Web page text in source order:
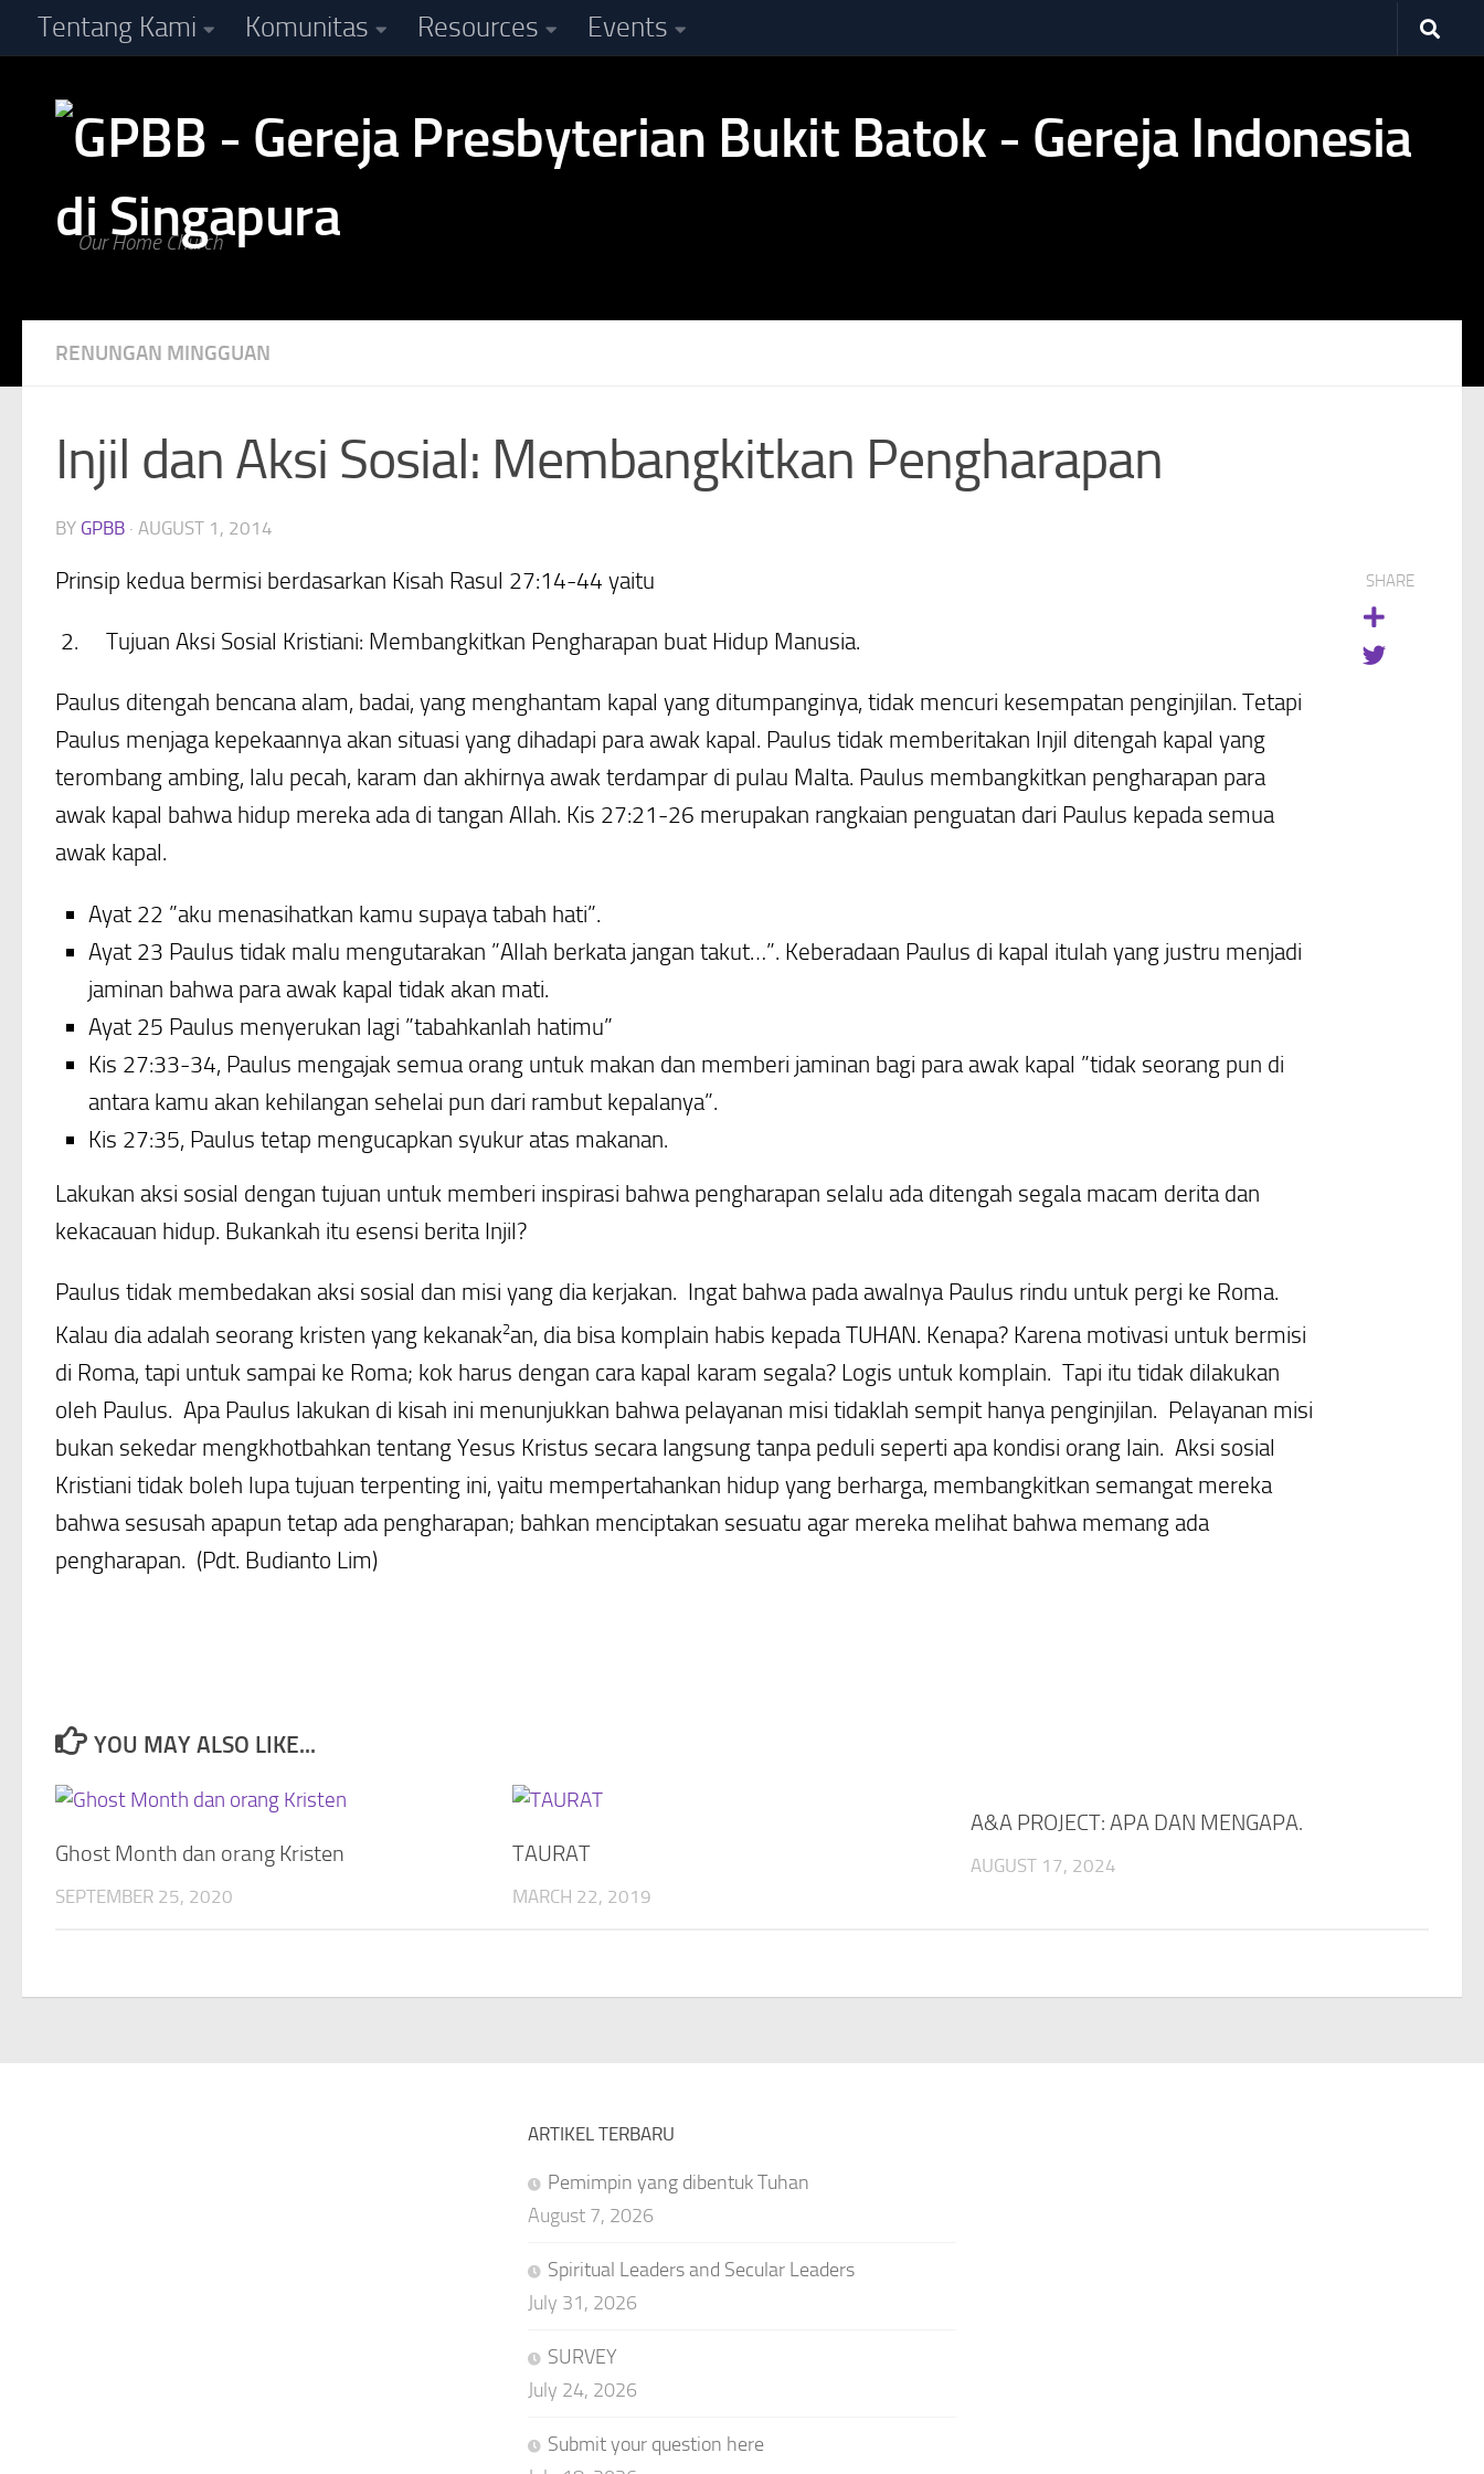
Skip to content
Tentang Kami Komunitas Resources Events
Our Home Church
RENUNGAN MINGGUAN
Injil dan Aksi Sosial: Membangkitkan Pengharapan
BY GPBB · AUGUST 1, 2014
Prinsip kedua bermisi berdasarkan Kisah Rasul 27:14-44 yaitu
2. Tujuan Aksi Sosial Kristiani: Membangkitkan Pengharapan buat Hidup Manusia.
Paulus ditengah bencana alam, badai, yang menghantam kapal yang ditumpanginya, tidak mencuri kesempatan penginjilan. Tetapi
Paulus menjaga kepekaannya akan situasi yang dihadapi para awak kapal. Paulus tidak memberitakan Injil ditengah kapal yang
terombang ambing, lalu pecah, karam dan akhirnya awak terdampar di pulau Malta. Paulus membangkitkan pengharapan para
awak kapal bahwa hidup mereka ada di tangan Allah. Kis 27:21-26 merupakan rangkaian penguatan dari Paulus kepada semua
awak kapal.
Ayat 22 ”aku menasihatkan kamu supaya tabah hati”.
Ayat 23 Paulus tidak malu mengutarakan ”Allah berkata jangan takut…”. Keberadaan Paulus di kapal itulah yang justru menjadi
jaminan bahwa para awak kapal tidak akan mati.
Ayat 25 Paulus menyerukan lagi ”tabahkanlah hatimu”
Kis 27:33-34, Paulus mengajak semua orang untuk makan dan memberi jaminan bagi para awak kapal ”tidak seorang pun di
antara kamu akan kehilangan sehelai pun dari rambut kepalanya”.
Kis 27:35, Paulus tetap mengucapkan syukur atas makanan.
Lakukan aksi sosial dengan tujuan untuk memberi inspirasi bahwa pengharapan selalu ada ditengah segala macam derita dan
kekacauan hidup. Bukankah itu esensi berita Injil?
Paulus tidak membedakan aksi sosial dan misi yang dia kerjakan. Ingat bahwa pada awalnya Paulus rindu untuk pergi ke Roma.
Kalau dia adalah seorang kristen yang kekanak2an, dia bisa komplain habis kepada TUHAN. Kenapa? Karena motivasi untuk bermisi
di Roma, tapi untuk sampai ke Roma; kok harus dengan cara kapal karam segala? Logis untuk komplain. Tapi itu tidak dilakukan
oleh Paulus. Apa Paulus lakukan di kisah ini menunjukkan bahwa pelayanan misi tidaklah sempit hanya penginjilan. Pelayanan misi
bukan sekedar mengkhotbahkan tentang Yesus Kristus secara langsung tanpa peduli seperti apa kondisi orang lain. Aksi sosial
Kristiani tidak boleh lupa tujuan terpenting ini, yaitu mempertahankan hidup yang berharga, membangkitkan semangat mereka
bahwa sesusah apapun tetap ada pengharapan; bahkan menciptakan sesuatu agar mereka melihat bahwa memang ada
pengharapan. (Pdt. Budianto Lim)
SHARE
YOU MAY ALSO LIKE...
Ghost Month dan orang Kristen
SEPTEMBER 25, 2020
TAURAT
MARCH 22, 2019
A&A PROJECT: APA DAN MENGAPA.
AUGUST 17, 2024
ARTIKEL TERBARU
Pemimpin yang dibentuk Tuhan
August 7, 2026
Spiritual Leaders and Secular Leaders
July 31, 2026
SURVEY
July 24, 2026
Submit your question here